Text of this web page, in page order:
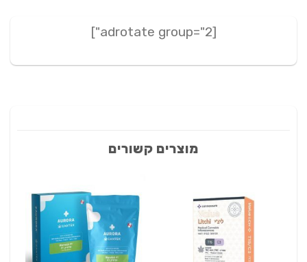
מוצרים קשורים